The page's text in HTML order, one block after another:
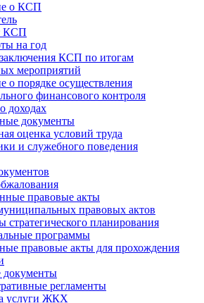
о КСП
КСП
на год
КСП по итогам
мероприятий
о порядке осуществления
финансового контроля
доходах
документы
оценка условий труда
и служебного поведения
правовые акты
правовых актов
стратегического планирования
программы
правовые акты для прохождения
регламенты
услуги ЖКХ